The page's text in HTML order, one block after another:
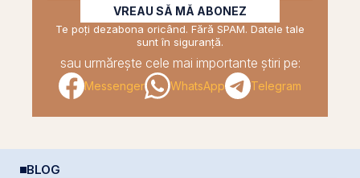
VREAU SĂ MĂ ABONEZ
Te poți dezabona oricând. Fără SPAM. Datele tale
sunt în siguranță.
sau urmărește cele mai importante știri pe:
Messenger WhatsApp Telegram
BLOG